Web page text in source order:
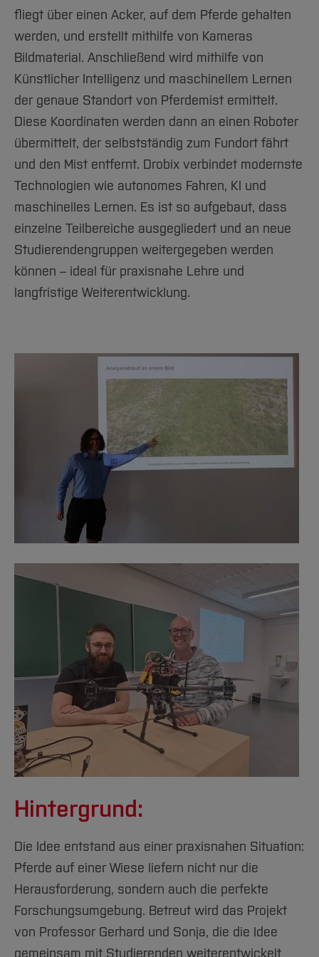
Forschung und Projekte
International
Team
Service
Studiengänge
Studieninteressierte
Aktuelles
Studium
Fachgruppen
Forschung und Entwicklung
International
Service
Amtliche Bekanntmachungen
Notfall-Infos
BO Shop
Familiengerechte Hochschule
Gleichstellung
Diskriminierungsfreie Hochschule
Vertretungen
Wahlen
Hochschulbibliothek
Hochschulkommunikation
International Office
Medienzentrum
qed-Stiftung
Zentrale Studienberatung
Entwicklung eines RC-Rasenmähers:
Mechatronik-Projekt
Kardangelenke in Lenksystemen:
Bachelorarbeit Simulation
Bachelorarbeit 3D-Druck
fliegt über einen Acker, auf dem Pferde gehalten
werden, und erstellt mithilfe von Kameras
Bildmaterial. Anschließend wird mithilfe von
Künstlicher Intelligenz und maschinellem Lernen
der genaue Standort von Pferdemist ermittelt.
Diese Koordinaten werden dann an einen Roboter
übermittelt, der selbstständig zum Fundort fährt
und den Mist entfernt. Drobix verbindet modernste
Technologien wie autonomes Fahren, KI und
maschinelles Lernen. Es ist so aufgebaut, dass
einzelne Teilbereiche ausgegliedert und an neue
Studierendengruppen weitergegeben werden
können – ideal für praxisnahe Lehre und
langfristige Weiterentwicklung.
Hintergrund:
Die Idee entstand aus einer praxisnahen Situation:
Pferde auf einer Wiese liefern nicht nur die
Herausforderung, sondern auch die perfekte
Forschungsumgebung. Betreut wird das Projekt
von Professor Gerhard und Sonja, die die Idee
gemeinsam mit Studierenden weiterentwickelt